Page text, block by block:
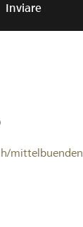
Inviare
mittelbuenden